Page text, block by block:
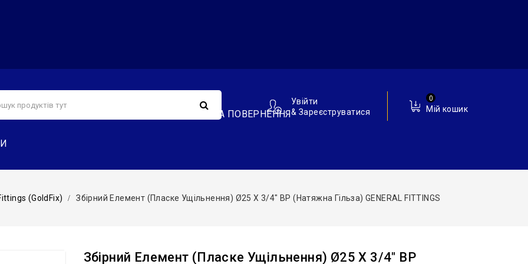
ОБМІН ТА ПОВЕРНЕННЯ Мій кошик
0
Увійти
& Зареєструватися
(GoldFix) Збірний Елемент (пласке Ущільнення) Ø25 X 3/4″ ВР (натяжна Гільза) GENERAL FITTINGS
Збірний Елемент (пласке Ущільнення) Ø25 X 3/4″ ВР